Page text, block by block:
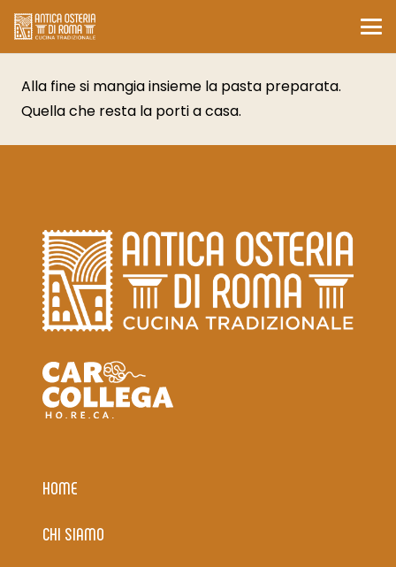
Alla fine si mangia insieme la pasta preparata.
Quella che resta la porti a casa.
HOME
CHI SIAMO